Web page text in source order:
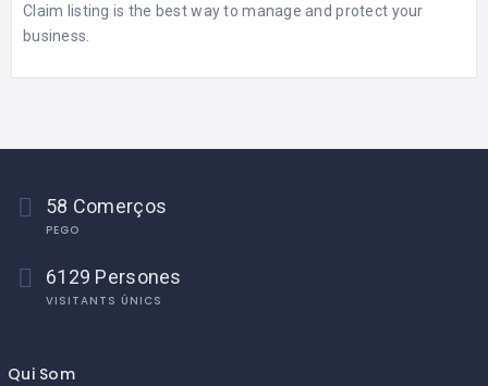
Claim listing is the best way to manage and protect your
business.
58 Comerços
PEGO
6129 Persones
VISITANTS ÚNICS
Qui Som